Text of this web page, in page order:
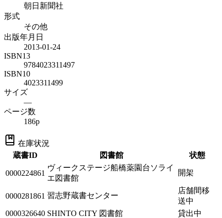
朝日新聞社
形式
その他
出版年月日
2013-01-24
ISBN13
9784023311497
ISBN10
4023311499
サイズ
—
ページ数
186p
在庫状況
蔵書ID
図書館 状態
0000224861
ヴィークステージ船橋薬園台ソライ
エ図書館
開架
0000281861 習志野蔵書センター
店舗間移
送中
0000326640 SHINTO CITY 図書館
貸出中